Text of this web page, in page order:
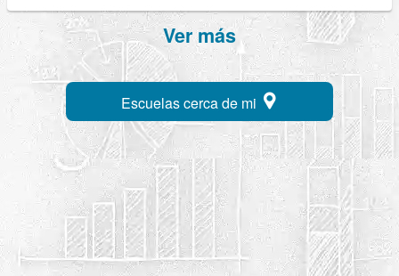
Ver más
Escuelas cerca de mi